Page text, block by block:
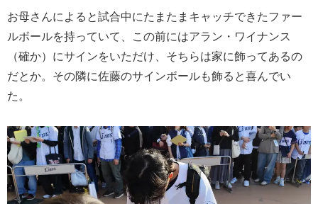
お母さんによると試合中にたまたまキャッチできたファー
ルボールを持っていて、この前にはアラン・ワイナンス
（確か）にサインをいただけ、そちらは家に飾ってあるの
だとか。その隣に佐藤のサインボールも飾ると喜んでい
た。